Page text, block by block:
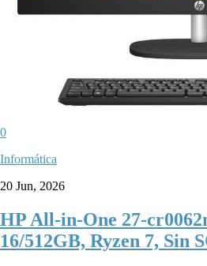
0
Informática
20 Jun, 2026
HP All-in-One 27-
16/512GB, Ryzen 7, Sin